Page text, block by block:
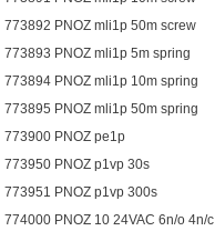
773892 PNOZ mli1p 50m screw
773893 PNOZ mli1p 5m spring
773894 PNOZ mli1p 10m spring
773895 PNOZ mli1p 50m spring
773900 PNOZ pe1p
773950 PNOZ p1vp 30s
773951 PNOZ p1vp 300s
774000 PNOZ 10 24VAC 6n/o 4n/c